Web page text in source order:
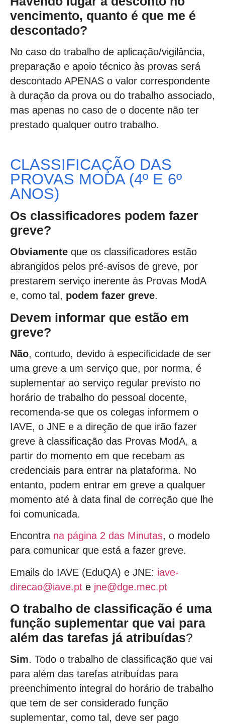
vencimento, quanto é que me é
descontado?
No caso do trabalho de aplicação/vigilância,
preparação e apoio técnico às provas será
descontado APENAS o valor correspondente
à duração da prova ou do trabalho associado,
mas apenas no caso de o docente não ter
prestado qualquer outro trabalho.
CLASSIFICAÇÃO DAS
PROVAS MODA (4º E 6º
ANOS)
Os classificadores podem fazer
greve?
Obviamente que os classificadores estão
abrangidos pelos pré-avisos de greve, por
prestarem serviço inerente às Provas ModA
e, como tal, podem fazer greve.
Devem informar que estão em
greve?
Não, contudo, devido à especificidade de ser
uma greve a um serviço que, por norma, é
suplementar ao serviço regular previsto no
horário de trabalho do pessoal docente,
recomenda-se que os colegas informem o
IAVE, o JNE e a direção de que irão fazer
greve à classificação das Provas ModA, a
partir do momento em que recebam as
credenciais para entrar na plataforma. No
entanto, podem entrar em greve a qualquer
momento até à data final de correção que lhe
foi comunicada.
Encontra na página 2 das Minutas, o modelo
para comunicar que está a fazer greve.
Emails do IAVE (EduQA) e JNE: iave-
direcao@iave.pt e jne@dge.mec.pt
O trabalho de classificação é uma
função suplementar que vai para
além das tarefas já atribuídas?
Sim. Todo o trabalho de classificação que vai
para além das tarefas atribuídas para
preenchimento integral do horário de trabalho
que tem de ser considerado função
suplementar, como tal, deve ser pago